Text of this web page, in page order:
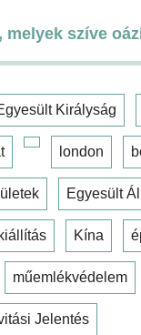
melyek szíve
Királyság
london
Egyesült
kiállítás Kína
műemlékvédelem
Jelentés